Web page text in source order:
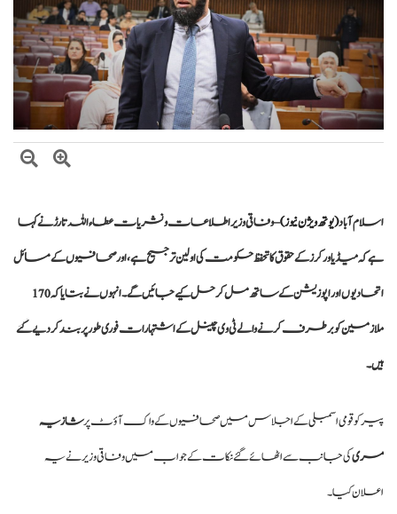
حکومت کا پیٹرولیم مصنوعات کی قیمتوں میں کمی کا اعلان اطلاق 7 اگست سے ہوگا
اسلام آباد(یوتھ ویژن نیوز)– وفاقی وزیر اطلاعات و نشریات عطاء اللہ تارڑ نے کہا
ہے کہ میڈیا ورکرز کے حقوق کا تحفظ حکومت کی اولین ترجیح ہے، اور صحافیوں کے مسائل
اتحادیوں اور اپوزیشن کے ساتھ مل کر حل کیے جائیں گے۔ انہوں نے بتایا کہ 170
ملازمین کو برطرف کرنے والے ٹی وی چینل کے اشتہارات فوری طور پر بند کر دیے گئے
ہیں۔
پیر کو قومی اسمبلی کے اجلاس میں صحافیوں کے واک آؤٹ پرشازیہ
مریکی جانب سے اٹھائے گئے نکات کے جواب میں وفاقی وزیر نے یہ
اعلان کیا۔